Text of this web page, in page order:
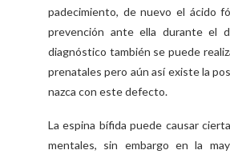
padecimiento, de nuevo el ácido
prevención ante ella durante el
diagnóstico también se puede
prenatales pero aún así existe la
nazca con este defecto.
La espina bífida puede causar
mentales, sin embargo en la